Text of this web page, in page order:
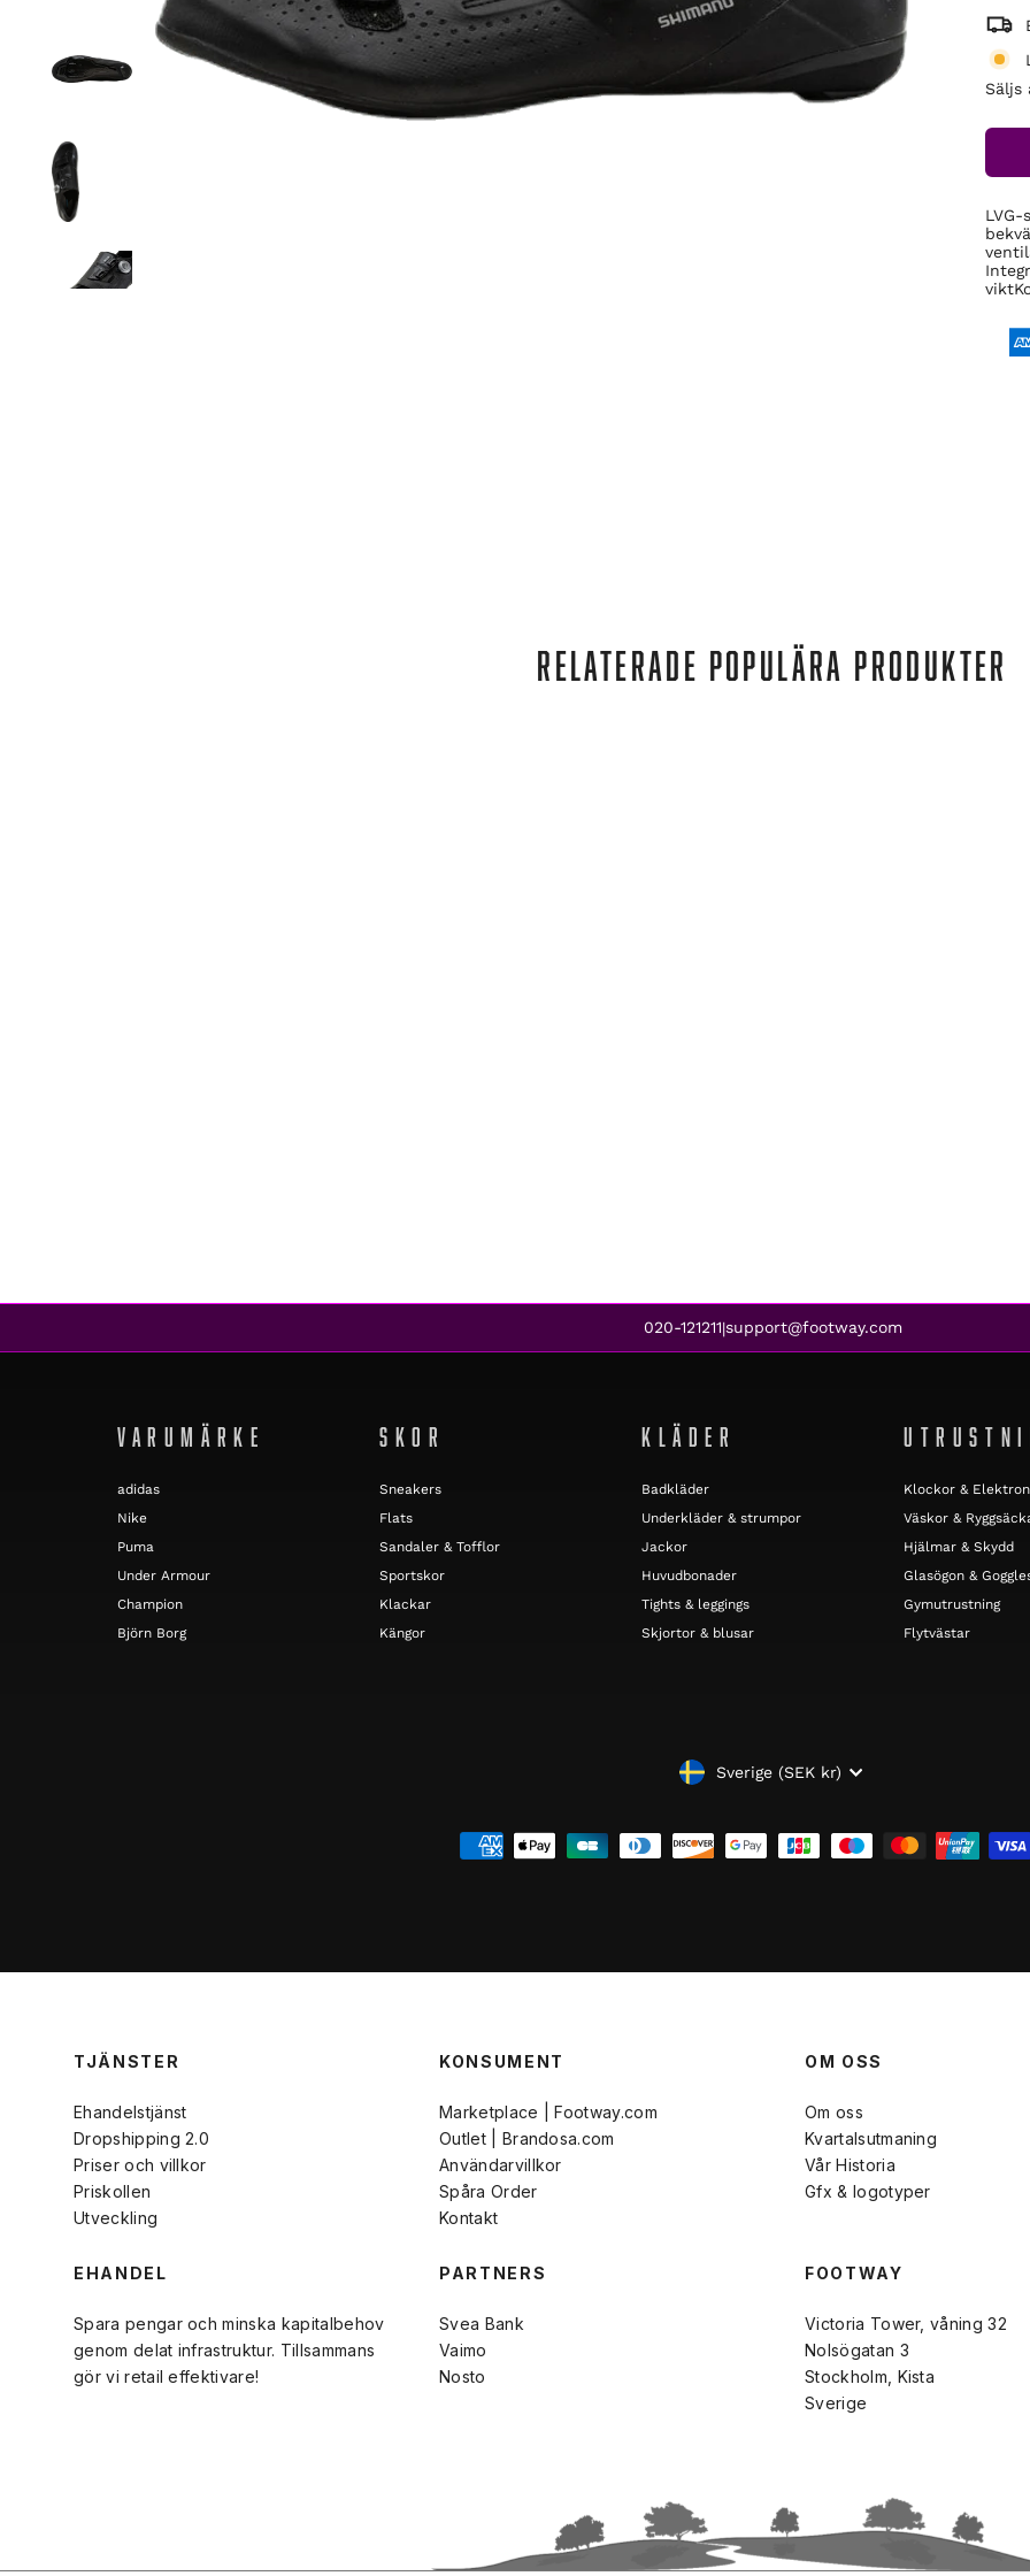
Säljs
RELATERADE POPULÄRA PRODUKTER
020-121211|support@footway.com
VARUMÄRKE
adidas
Nike
Puma
Under Armour
Champion
Björn Borg
SKOR
Sneakers
Flats
Sandaler & Tofflor
Sportskor
Klackar
Kängor
KLÄDER
Badkläder
Underkläder & strumpor
Jackor
Huvudbonader
Tights & leggings
Skjortor & blusar
Klockor &
Väskor &
Hjälmar & Skydd
Glasögon &
Gymutrustning
Flytvästar
VALUTA
Sverige (SEK kr)
TJÄNSTER
Ehandelstjänst
Dropshipping 2.0
Priser och villkor
Priskollen
Utveckling
KONSUMENT
Marketplace | Footway.com
Outlet | Brandosa.com
Användarvillkor
Spåra Order
Kontakt
OM OSS
Om oss
Kvartalsutmaning
Vår Historia
Gfx & logotyper
EHANDEL
Spara pengar och minska kapitalbehov
genom delat infrastruktur. Tillsammans
gör vi retail effektivare!
PARTNERS
Svea Bank
Vaimo
Nosto
FOOTWAY
Victoria Tower, våning 32
Nolsögatan 3
Stockholm, Kista
Sverige